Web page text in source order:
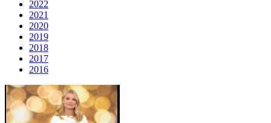
2022
2021
2020
2019
2018
2017
2016